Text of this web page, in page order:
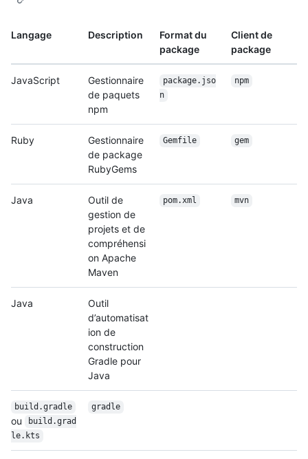
Langage Description
Format du
package
Client de
package
JavaScript
Gestionnaire
de paquets
npm
package.jso
n
npm
Ruby
Gestionnaire
de package
RubyGems
Gemfile gem
Java
Outil de
gestion de
projets et de
compréhensi
on Apache
Maven
pom.xml mvn
Java
Outil
d’automatisat
ion de
construction
Gradle pour
Java
build.gradle
ou
build.grad
le.kts
gradle